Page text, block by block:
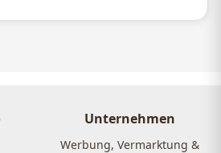
Unternehmen
Werbung, Vermarktung &